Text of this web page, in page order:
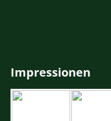
Impressionen